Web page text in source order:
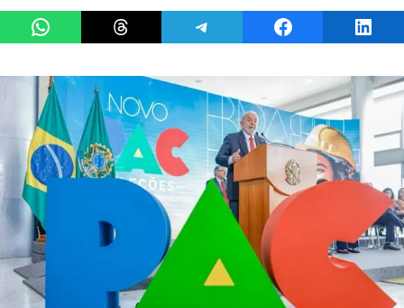
Share on WhatsAppShare on ThreadsShare on TelegramShare on Facebook